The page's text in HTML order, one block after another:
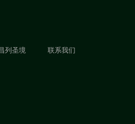
列圣境 联系我们